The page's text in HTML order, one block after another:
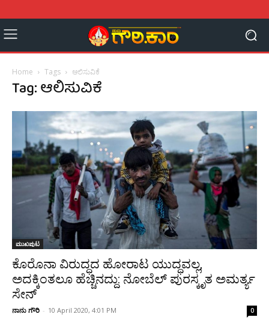
Home Tags ಆಲಿಸುವಿಕೆ
Tag: ಆಲಿಸುವಿಕೆ
ಮುಖಪುಟ
ಕೊರೊನಾ ವಿರುದ್ಧದ ಹೋರಾಟ ಯುದ್ಧವಲ್ಲ,
ಅದಕ್ಕಿಂತಲೂ ಹೆಚ್ಚಿನದ್ದು: ನೋಬೆಲ್ ಪುರಸ್ಕೃತ ಅಮರ್ತ್ಯ
ಸೇನ್
ನಾನು ಗೌರಿ - 10 April 2020, 4:01 PM 0